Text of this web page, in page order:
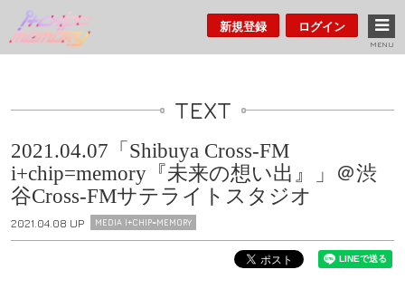
新規登録 ログイン
MENU
TEXT
2021.04.07「Shibuya Cross-FM
i+chip=memory『未来の想い出』」＠渋
谷Cross-FMサテライトスタジオ
2021.04.08 UP MEDIA I+CHIP=MEMORY